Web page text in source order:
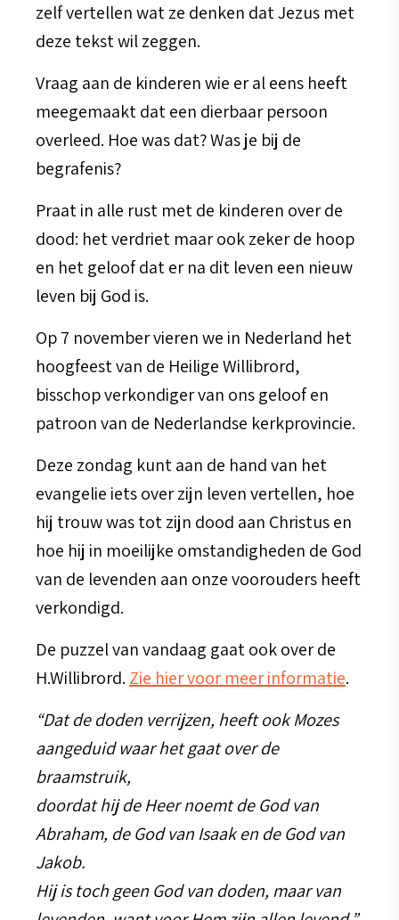
zelf vertellen wat ze denken dat Jezus met
deze tekst wil zeggen.
Vraag aan de kinderen wie er al eens heeft
meegemaakt dat een dierbaar persoon
overleed. Hoe was dat? Was je bij de
begrafenis?
Praat in alle rust met de kinderen over de
dood: het verdriet maar ook zeker de hoop
en het geloof dat er na dit leven een nieuw
leven bij God is.
Op 7 november vieren we in Nederland het
hoogfeest van de Heilige Willibrord,
bisschop verkondiger van ons geloof en
patroon van de Nederlandse kerkprovincie.
Deze zondag kunt aan de hand van het
evangelie iets over zijn leven vertellen, hoe
hij trouw was tot zijn dood aan Christus en
hoe hij in moeilijke omstandigheden de God
van de levenden aan onze voorouders heeft
verkondigd.
De puzzel van vandaag gaat ook over de
H.Willibrord. Zie hier voor meer informatie.
“Dat de doden verrijzen, heeft ook Mozes
aange­duid waar het gaat over de
braamstruik,
doordat hij de Heer noemt de God van
Abraham, de God van Isaak en de God van
Jakob.
Hij is toch geen God van doden, maar van